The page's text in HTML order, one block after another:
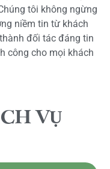
tôi không ngừng
niềm tin từ khách
đối tác đáng tin
công cho mọi khách
VỤ